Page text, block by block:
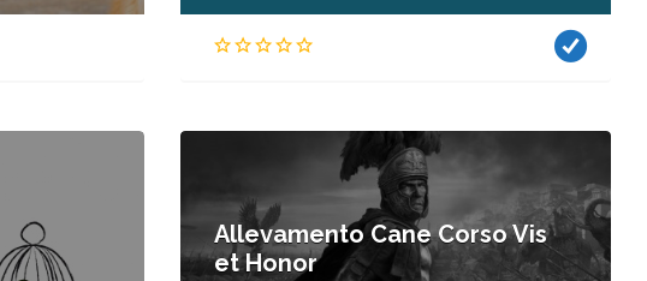
Allevamento Cane Corso Vis
et Honor